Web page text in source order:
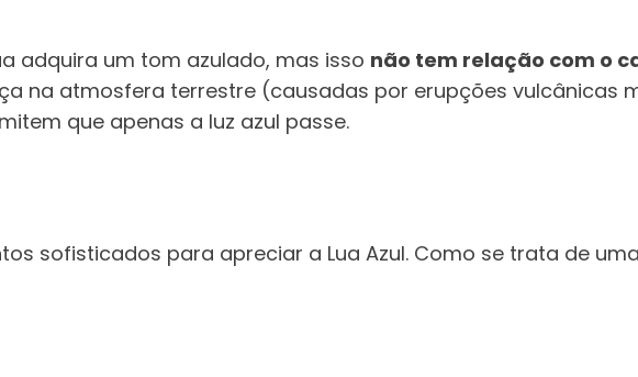
adquira um tom azulado, mas isso não tem relação com o
na atmosfera terrestre (causadas por erupções vulcânicas
que apenas a luz azul passe.
sofisticados para apreciar a Lua Azul. Como se trata de